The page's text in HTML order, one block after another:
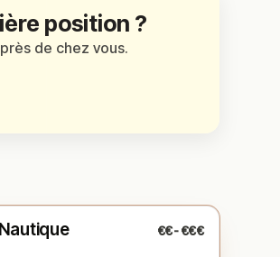
position ?
de chez vous.
3 €€-€€€